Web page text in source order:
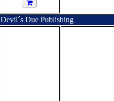
Devil´s Due Publishing